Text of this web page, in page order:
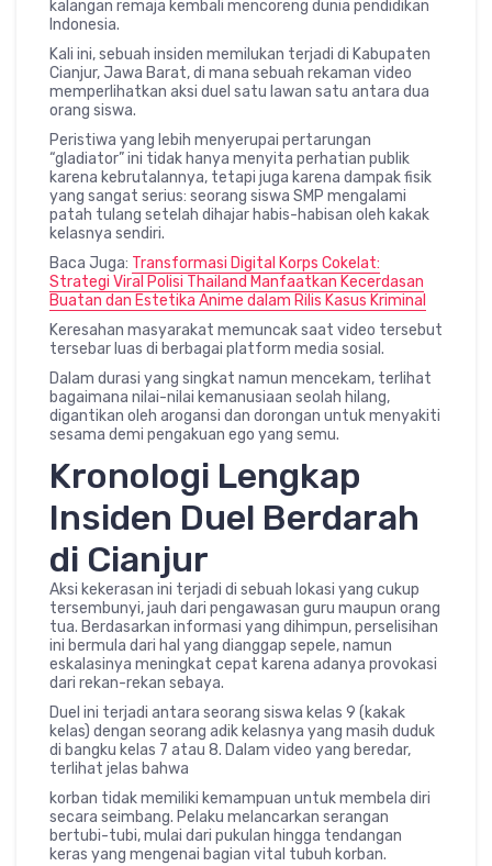
kalangan remaja kembali mencoreng dunia pendidikan
Indonesia.
Kali ini, sebuah insiden memilukan terjadi di Kabupaten
Cianjur, Jawa Barat, di mana sebuah rekaman video
memperlihatkan aksi duel satu lawan satu antara dua
orang siswa.
Peristiwa yang lebih menyerupai pertarungan
“gladiator” ini tidak hanya menyita perhatian publik
karena kebrutalannya, tetapi juga karena dampak fisik
yang sangat serius: seorang siswa SMP mengalami
patah tulang setelah dihajar habis-habisan oleh kakak
kelasnya sendiri.
Baca Juga: Transformasi Digital Korps Cokelat:
Strategi Viral Polisi Thailand Manfaatkan Kecerdasan
Buatan dan Estetika Anime dalam Rilis Kasus Kriminal
Keresahan masyarakat memuncak saat video tersebut
tersebar luas di berbagai platform media sosial.
Dalam durasi yang singkat namun mencekam, terlihat
bagaimana nilai-nilai kemanusiaan seolah hilang,
digantikan oleh arogansi dan dorongan untuk menyakiti
sesama demi pengakuan ego yang semu.
Kronologi Lengkap
Insiden Duel Berdarah
di Cianjur
Aksi kekerasan ini terjadi di sebuah lokasi yang cukup
tersembunyi, jauh dari pengawasan guru maupun orang
tua. Berdasarkan informasi yang dihimpun, perselisihan
ini bermula dari hal yang dianggap sepele, namun
eskalasinya meningkat cepat karena adanya provokasi
dari rekan-rekan sebaya.
Duel ini terjadi antara seorang siswa kelas 9 (kakak
kelas) dengan seorang adik kelasnya yang masih duduk
di bangku kelas 7 atau 8. Dalam video yang beredar,
terlihat jelas bahwa
korban tidak memiliki kemampuan untuk membela diri
secara seimbang. Pelaku melancarkan serangan
bertubi-tubi, mulai dari pukulan hingga tendangan
keras yang mengenai bagian vital tubuh korban.